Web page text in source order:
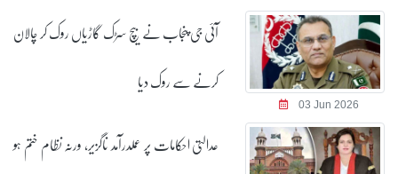
03 Jun 2026
آئی جی پنجاب نے بیچ سڑک گاڑیاں روک کر چالان
کرنے سے روک دیا
عدالتی احکامات پر عملدرآمد ناگزیر، ورنہ نظام ختم ہو